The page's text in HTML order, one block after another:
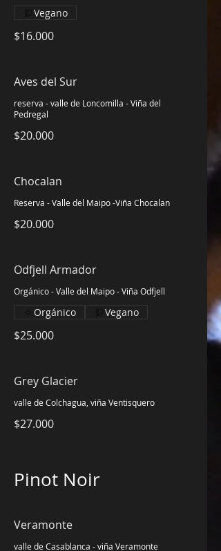
$16.000
Vegano
Aves del Sur
reserva - valle de Loncomilla - Viña del
Pedregal
$20.000
Chocalan
Reserva - Valle del Maipo -Viña Chocalan
$20.000
Odfjell Armador
Orgánico - Valle del Maipo - Viña Odfjell
$25.000
Orgánico Vegano
Grey Glacier
valle de Colchagua, viña Ventisquero
$27.000
Pinot Noir
Veramonte
valle de Casablanca - viña Veramonte